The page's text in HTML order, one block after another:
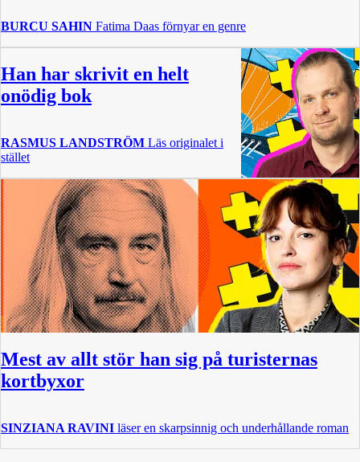
BURCU SAHIN Fatima Daas förnyar en genre
Han har skrivit en helt
onödig bok
RASMUS LANDSTRÖM Läs originalet i
stället
Mest av allt stör han sig på turisternas
kortbyxor
SINZIANA RAVINI läser en skarpsinnig och underhållande roman